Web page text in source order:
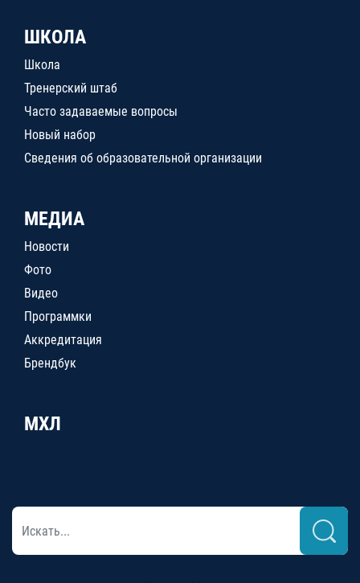
ШКОЛА
Школа
Тренерский штаб
Часто задаваемые вопросы
Новый набор
Сведения об образовательной организации
МЕДИА
Новости
Фото
Видео
Программки
Аккредитация
Брендбук
МХЛ